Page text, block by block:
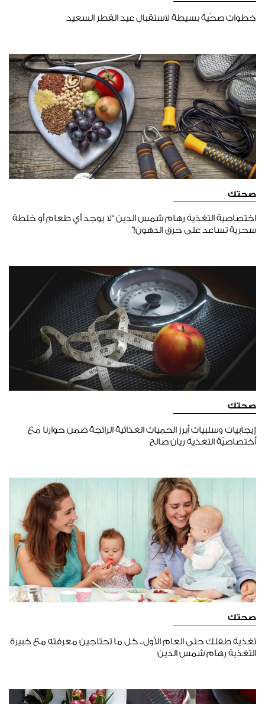
خطوات صحّية بسيطة لاستقبال عيد الفطر السعيد
صحتك
اختصاصية التغذية رهام شمس الدين “لا يوجد أي طعام أو خلطة
سحرية تساعد على حرق الدهون!”
صحتك
إيجابيات وسلبيات أبرز الحميات الغذائية الرائجة ضمن حوارنا مع
أختصاصيّة التغذية ريان صالح
صحتك
تغذية طفلك حتى العام الأول.. كل ما تحتاجين معرفته مع خبيرة
التغذية رهام شمس الدين